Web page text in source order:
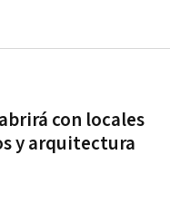
con locales
y arquitectura